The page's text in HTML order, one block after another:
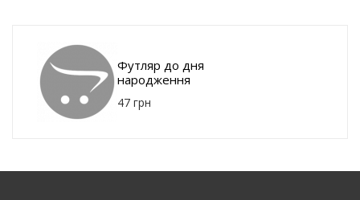
Футляр до дня
народження
47 грн